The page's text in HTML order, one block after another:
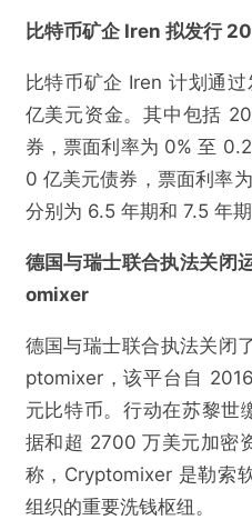
香港 Web3 每日必读：
枚比特币，24 小时全
欺诈 色
不实信息 违法
提
比特币矿企 Iren 拟发行
比特币矿企 Iren 计划通
亿美元资金。其中包括
券，票面利率为 0% 至
0 亿美元债券，票面利率
分别为 6.5 年期和 7.5 年期
德国与瑞士联合执法关闭
omixer
德国与瑞士联合执法关闭
ptomixer，该平台自
元比特币。行动在苏黎世
据和超 2700 万美元加密
称，Cryptomixer 是勒索
组织的重要洗钱枢纽。